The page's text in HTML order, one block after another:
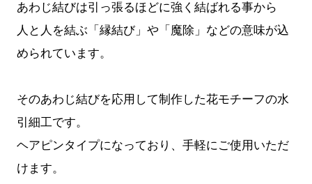
あわじ結びは引っ張るほどに強く結ばれる事から
人と人を結ぶ「縁結び」や「魔除」などの意味が込
められています。
そのあわじ結びを応用して制作した花モチーフの水
引細工です。
ヘアピンタイプになっており、手軽にご使用いただ
けます。